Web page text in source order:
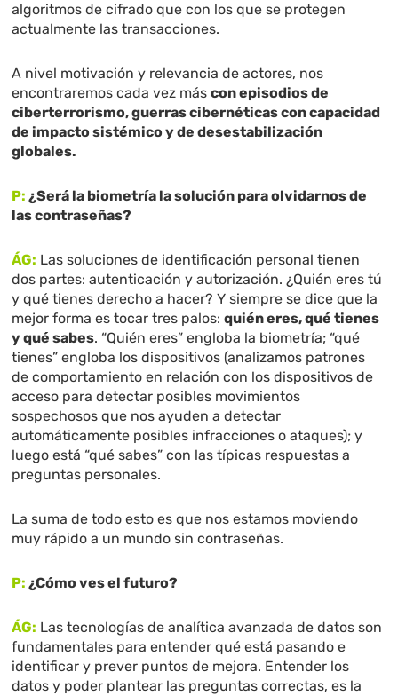
algoritmos de cifrado que con los que se protegen
actualmente las transacciones.
A nivel motivación y relevancia de actores, nos
encontraremos cada vez máscon episodios de
ciberterrorismo, guerras cibernéticas con capacidad
de impacto sistémico y de desestabilización
globales.
P:¿Será la biometría la solución para olvidarnos de
las contraseñas?
ÁG: Las soluciones de identificación personal tienen
dos partes: autenticación y autorización. ¿Quién eres tú
y qué tienes derecho a hacer? Y siempre se dice que la
mejor forma es tocar tres palos:quién eres, qué tienes
y qué sabes. “Quién eres” engloba la biometría; “qué
tienes” engloba los dispositivos (analizamos patrones
de comportamiento en relación con los dispositivos de
acceso para detectar posibles movimientos
sospechosos que nos ayuden a detectar
automáticamente posibles infracciones o ataques); y
luego está “qué sabes” con las típicas respuestas a
preguntas personales.
La suma de todo esto es que nos estamos moviendo
muy rápido a un mundo sin contraseñas.
P: ¿Cómo ves el futuro?
ÁG: Las tecnologías de analítica avanzada de datos son
fundamentales para entender qué está pasando e
identificar y prever puntos de mejora. Entender los
datos y poder plantear las preguntas correctas, es la